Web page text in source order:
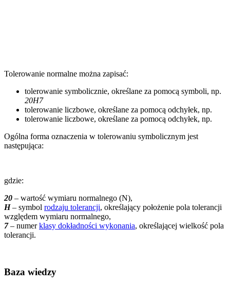
Tolerowanie normalne można zapisać:
tolerowanie symbolicznie, określane za pomocą symboli, np.
20H7
tolerowanie liczbowe, określane za pomocą odchyłek, np.
tolerowanie liczbowe, określane za pomocą odchyłek, np.
Ogólna forma oznaczenia w tolerowaniu symbolicznym jest
następująca:
gdzie:
20 – wartość wymiaru normalnego (N),
H– symbol rodzaju tolerancji, określający położenie pola tolerancji
względem wymiaru normalnego,
7– numerklasy dokładności wykonania, określającej wielkość pola
tolerancji.
Baza wiedzy